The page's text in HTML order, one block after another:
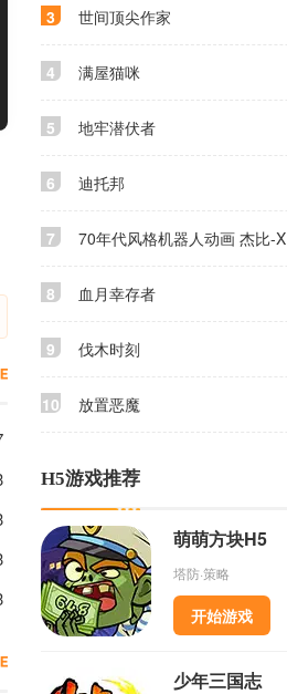
法介绍
3 世间顶尖作家
4 满屋猫咪
5 地牢潜伏者
6 迪托邦
7 70年代风格机器人动画 杰比-X
8 血月幸存者
9 伐木时刻
10 放置恶魔
H5游戏推荐
萌萌方块H5
塔防·策略
开始游戏
少年三国志